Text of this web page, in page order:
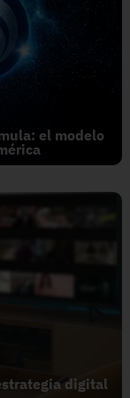
el modelo
digital